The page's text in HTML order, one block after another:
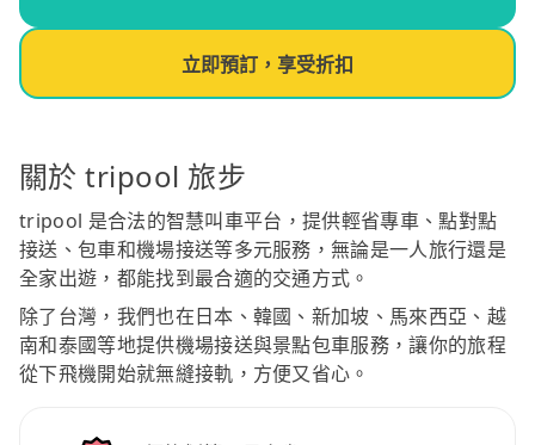
立即預訂，享受折扣
關於 tripool 旅步
tripool 是合法的智慧叫車平台，提供輕省專車、點對點
接送、包車和機場接送等多元服務，無論是一人旅行還是
全家出遊，都能找到最合適的交通方式。
除了台灣，我們也在日本、韓國、新加坡、馬來西亞、越
南和泰國等地提供機場接送與景點包車服務，讓你的旅程
從下飛機開始就無縫接軌，方便又省心。